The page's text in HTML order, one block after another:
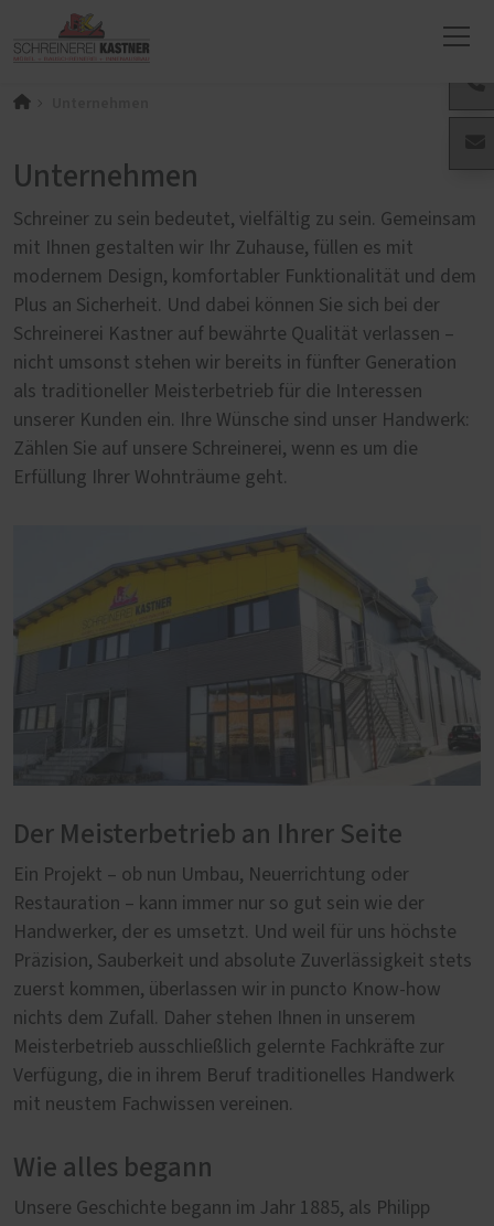
Unternehmen
Schreiner zu sein bedeutet, vielfältig zu sein. Gemeinsam
mit Ihnen gestalten wir Ihr Zuhause, füllen es mit
modernem Design, komfortabler Funktionalität und dem
Plus an Sicherheit. Und dabei können Sie sich bei der
Schreinerei Kastner auf bewährte Qualität verlassen –
nicht umsonst stehen wir bereits in fünfter Generation
als traditioneller Meisterbetrieb für die Interessen
unserer Kunden ein. Ihre Wünsche sind unser Handwerk:
Zählen Sie auf unsere Schreinerei, wenn es um die
Erfüllung Ihrer Wohnträume geht.
Der Meisterbetrieb an Ihrer Seite
Ein Projekt – ob nun Umbau, Neuerrichtung oder
Restauration – kann immer nur so gut sein wie der
Handwerker, der es umsetzt. Und weil für uns höchste
Präzision, Sauberkeit und absolute Zuverlässigkeit stets
zuerst kommen, überlassen wir in puncto Know-how
nichts dem Zufall. Daher stehen Ihnen in unserem
Meisterbetrieb ausschließlich gelernte Fachkräfte zur
Verfügung, die in ihrem Beruf traditionelles Handwerk
mit neustem Fachwissen vereinen.
Wie alles begann
Unsere Geschichte begann im Jahr 1885, als Philipp